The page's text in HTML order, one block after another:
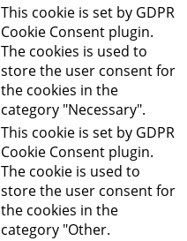
This cookie is set by GDPR
Cookie Consent plugin.
The cookies is used to
store the user consent for
the cookies in the
category "Necessary".
This cookie is set by GDPR
Cookie Consent plugin.
The cookie is used to
store the user consent for
the cookies in the
category "Other.